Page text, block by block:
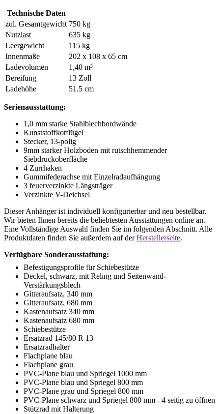
Technische Daten
zul. Gesamtgewicht 750 kg
Nutzlast
635 kg
Leergewicht
115 kg
Innenmaße
202 x 108 x 65 cm
Ladevolumen
1,40 m³
Bereifung
13 Zoll
Ladehöhe
51.5 cm
Serienausstattung:
1,0 mm starke Stahlblechbordwände
Kunststoffkotflügel
Stecker, 13-polig
9mm starker Holzboden mit rutschhemmender
Siebdruckoberfläche
4 Zurrhaken
Gummifederachse mit Einzelradaufhängung
3 feuerverzinkte Längsträger
Verzinkte V-Deichsel
Dieser Anhänger ist individuell konfigurierbar und neu bestellbar.
Wir bieten Ihnen bereits die beliebtesten Ausstattungen online an.
Eine Vollständige Auswahl finden Sie im folgenden Abschnitt. Alle
Produktdaten finden Sie außerdem auf derHerstellerseite.
Verfügbare Sonderausstattung:
Befestigungsprofile für Schiebestütze
Deckel, schwarz, mit Reling und Seitenwand-
Verstärkungsblech
Gitteraufsatz, 340 mm
Gitteraufsatz, 680 mm
Kastenaufsatz 340 mm
Kastenaufsatz 680 mm
Schiebestütze
Ersatzrad 145/80 R 13
Ersatzradhalter
Flachplane blau
Flachplane grau
PVC-Plane blau und Spriegel 1000 mm
PVC-Plane blau und Spriegel 800 mm
PVC-Plane grau und Spriegel 800 mm
PVC-Plane schwarz und Spriegel 800 mm - 4 seitig zu öffnen
Stützrad mit Halterung